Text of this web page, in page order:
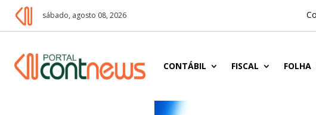
sábado, agosto 08, 2026
CONTÁBIL FISCAL FOLHA